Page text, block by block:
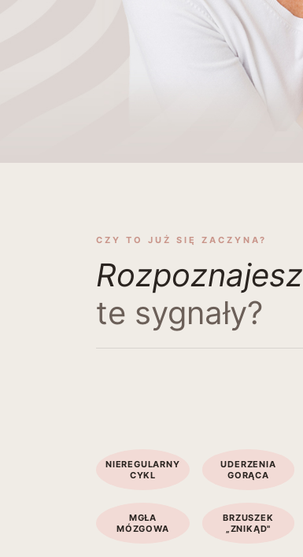
CZY TO JUŻ SIĘ ZACZYNA?
Rozpoznajesz
te sygnały?
NIEREGULARNY
CYKL
UDERZENIA
GORĄCA
MGŁA
MÓZGOWA
BRZUSZEK
„ZNIKĄD"